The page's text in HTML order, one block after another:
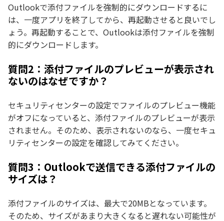
Outlookで添付ファイルを強制的にダウンロードするに
は、一度アプリを終了してから、再起動させると良いでし
ょう。再起動することで、Outlookは添付ファイルを強制
的にダウンロードします。
質問2：添付ファイルのプレビューが表示され
ないのはなぜですか？
セキュリティセンターの設定でファイルのプレビュー機能
がオフになっていると、添付ファイルのプレビューが表示
されません。そのため、表示されないのなら、一度セキュ
リティセンターの設定を確認してみてください。
質問3：Outlookで送信できる添付ファイルの
サイズは？
添付ファイルのサイズは、最大で20MBとなっています。
そのため、サイズがあまり大きくなると遅れない可能性が